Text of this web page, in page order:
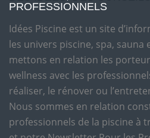
PROFESSIONNELS
Idées Piscine est un site
les univers piscine, spa, sauna
mettons en relation les
wellness avec les
réaliser, le rénover ou
Nous sommes en relation
professionnels de la piscine à